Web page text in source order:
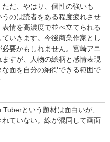
だ、やはり、個性の強いも
のは読者をある程度疲れさせ
情を高濃度で並べ立てられる
いきます。今後商業作家とし
要かもしれません。宮崎アニ
すが、人物の絵柄と感情表現
面を自分の納得できる範囲で
という題材は面白いが、
ていない。線が混同して画面